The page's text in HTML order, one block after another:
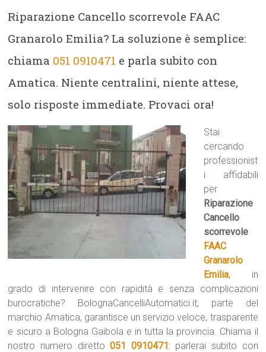
Riparazione Cancello scorrevole FAAC
Granarolo Emilia? La soluzione è semplice:
chiama 051 0910471 e parla subito con
Amatica. Niente centralini, niente attese,
solo risposte immediate. Provaci ora!
Stai
cercando
professionist
i affidabili
per
Riparazione
Cancello
scorrevole
FAAC
Granarolo
Emilia, in
grado di intervenire con rapidità e senza complicazioni
burocratiche? BolognaCancelliAutomatici.it, parte del
marchio Amatica, garantisce un servizio veloce, trasparente
e sicuro a Bologna Gaibola e in tutta la provincia. Chiama il
nostro numero diretto051 0910471: parlerai subito con